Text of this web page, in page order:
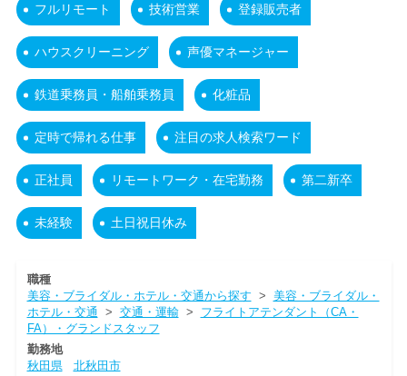
フルリモート 技術営業 登録販売者
ハウスクリーニング 声優マネージャー
鉄道乗務員・船舶乗務員 化粧品
定時で帰れる仕事 注目の求人検索ワード
正社員 リモートワーク・在宅勤務 第二新卒
未経験 土日祝日休み
職種
美容・ブライダル・ホテル・交通から探す > 美容・ブライダル・
ホテル・交通 > 交通・運輸> フライトアテンダント（CA・
FA）・グランドスタッフ
勤務地
秋田県
北秋田市